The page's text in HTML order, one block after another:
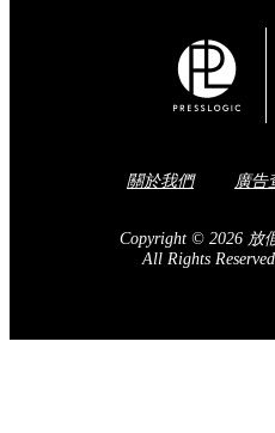
關於我們 廣告
Copyright © 2026 放
All Rights